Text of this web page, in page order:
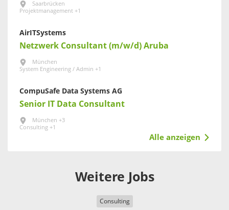
Saarbrücken
Projektmanagement +1
AirITSystems
Netzwerk Consultant (m/w/d) Aruba
München
System Engineering / Admin +1
CompuSafe Data Systems AG
Senior IT Data Consultant
München +3
Consulting +1
Alle anzeigen
Weitere Jobs
Consulting